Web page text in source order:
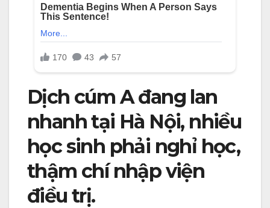
Dịch cúm A đang lan
nhanh tại Hà Nội, nhiều
học sinh phải nghỉ học,
thậm chí nhập viện
điều trị.